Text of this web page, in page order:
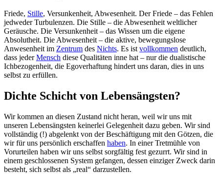
Friede, Stille, Versunkenheit, Abwesenheit. Der Friede – das Fehlen
jedweder Turbulenzen. Die Stille – die Abwesenheit weltlicher
Geräusche. Die Versunkenheit – das Wissen um die eigene
Absolutheit. Die Abwesenheit – die aktive, bewegungslose
Anwesenheit im Zentrum des Nichts. Es ist vollkommen deutlich,
dass jederMensch diese Qualitäten inne hat – nur die dualistische
Ichbezogenheit, die Egoverhaftung hindert uns daran, dies in uns
selbst zu erfüllen.
Dichte Schicht von Lebensängsten?
Wir kommen an diesen Zustand nicht heran, weil wir uns mit
unseren Lebensängsten keinerlei Gelegenheit dazu geben. Wir sind
vollständig (!) abgelenkt von der Beschäftigung mit den Götzen, die
wir für uns persönlich erschaffen haben. In einer Tretmühle von
Vorurteilen haben wir uns selbst sorgfältig fest gezurrt. Wir sind in
einem geschlossenen System gefangen, dessen einziger Zweck darin
besteht, sich selbst als „real“ darzustellen.